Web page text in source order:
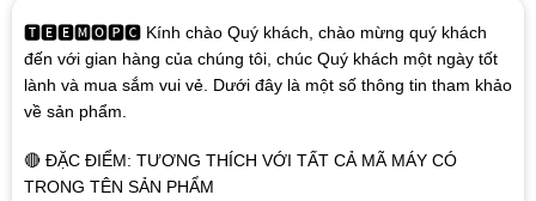
🆃🅴🅴🅼🅾🅿🅲 Kính chào Quý khách, chào mừng quý khách
đến với gian hàng của chúng tôi, chúc Quý khách một ngày tốt
lành và mua sắm vui vẻ. Dưới đây là một số thông tin tham khảo
về sản phẩm.
🔴 ĐẶC ĐIỂM: TƯƠNG THÍCH VỚI TẤT CẢ MÃ MÁY CÓ
TRONG TÊN SẢN PHẨM